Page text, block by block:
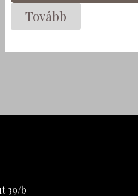
Tovább
39/b